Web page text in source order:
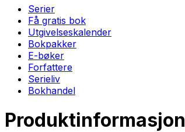
Serier
Få gratis bok
Utgivelseskalender
Bokpakker
E-bøker
Forfattere
Serieliv
Bokhandel
Produktinformasjon